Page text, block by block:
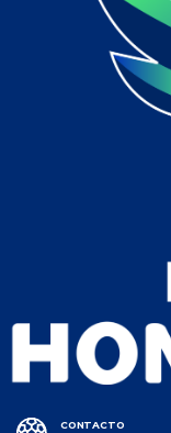
CONTACTO